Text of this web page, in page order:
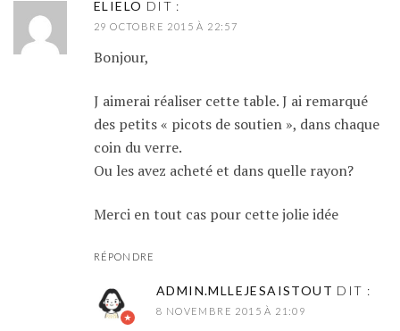
ELIELO DIT :
29 OCTOBRE 2015 À 22:57
Bonjour,
J aimerai réaliser cette table. J ai remarqué
des petits « picots de soutien », dans chaque
coin du verre.
Ou les avez acheté et dans quelle rayon?
Merci en tout cas pour cette jolie idée
RÉPONDRE
ADMIN.MLLEJESAISTOUT DIT :
8 NOVEMBRE 2015 À 21:09